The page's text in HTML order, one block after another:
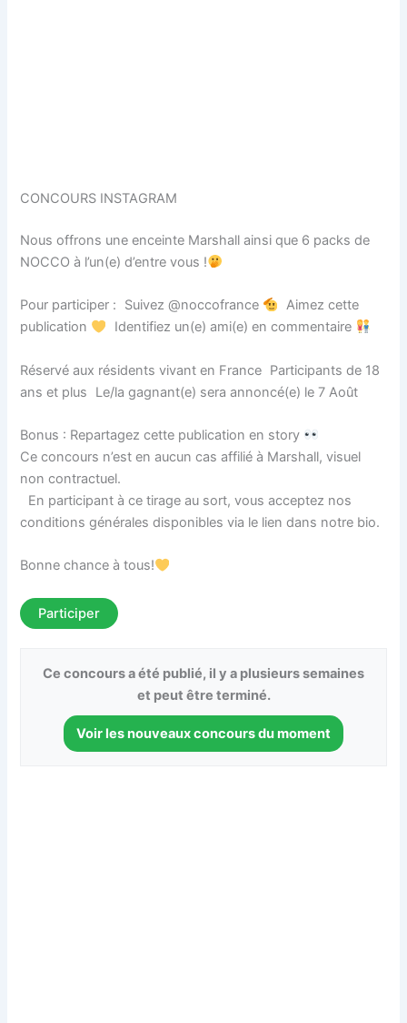
CONCOURS INSTAGRAM
Nous offrons une enceinte Marshall ainsi que 6 packs de
NOCCO à l’un(e) d’entre vous !
Pour participer : Suivez @noccofrance
Aimez cette
publication
Identifiez un(e) ami(e) en commentaire
Réservé aux résidents vivant en France Participants de 18
ans et plus Le/la gagnant(e) sera annoncé(e) le 7 Août
Bonus : Repartagez cette publication en story
Ce concours n’est en aucun cas affilié à Marshall, visuel
non contractuel.
En participant à ce tirage au sort, vous acceptez nos
conditions générales disponibles via le lien dans notre bio.
Bonne chance à tous!
Participer
Ce concours a été publié, il y a plusieurs semaines
et peut être terminé.
Voir les nouveaux concours du moment